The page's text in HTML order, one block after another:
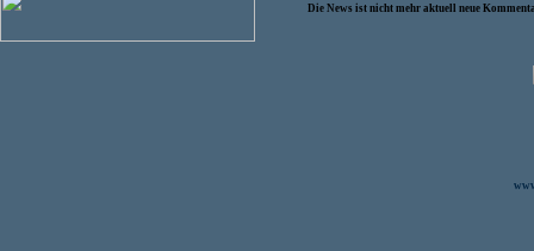
Die News ist nicht mehr aktuell neue